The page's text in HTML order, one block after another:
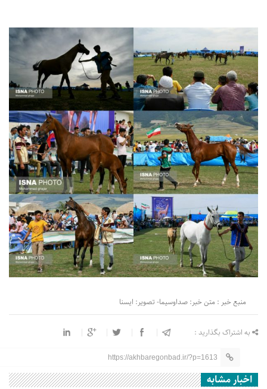
منبع خبر : متن خبر: صداوسیما- تصویر: ایسنا
به اشتراک بگذارید :
https://akhbaregonbad.ir/?p=1613
اخبار مشابه